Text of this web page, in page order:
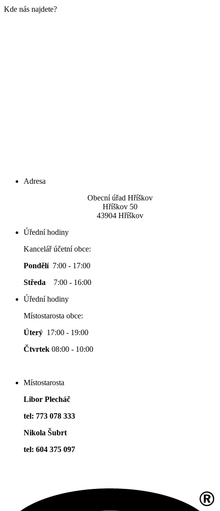
Kde nás najdete?
Adresa
Obecní úřad Hříškov
Hříškov 50
43904 Hříškov
Úřední hodiny
Kancelář účetní obce:
Pondělí 7:00 - 17:00
Středa 7:00 - 16:00
Úřední hodiny
Místostarosta obce:
Úterý 17:00 - 19:00
Čtvrtek 08:00 - 10:00
Místostarosta
Libor Plecháč
tel: 773 078 333
Nikola Šubrt
tel: 604 375 097